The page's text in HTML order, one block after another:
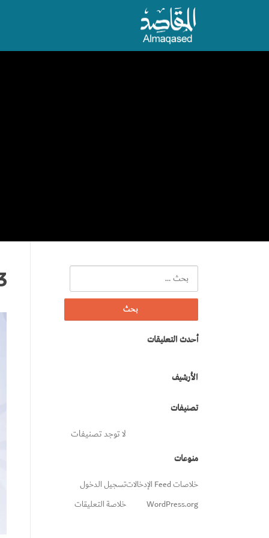
عن:
أحدث التعليقات
الأرشيف
تصنيفات
لا توجد تصنيفات
منوعات
تسجيل الدخول
خلاصات Feed الإدخالات
خلاصة التعليقات
WordPress.org